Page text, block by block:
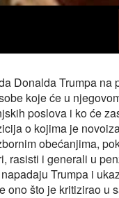
Donalda Trumpa
koje će u
poslova i ko će
o kojima je
obećanjima,
rasisti i generali u
Trumpa i
ono što je kritizirao u